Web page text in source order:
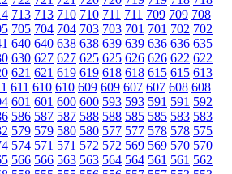
713 713 710 710 711 711 709 709 708
705 704 704 703 703 701 701 702 702
640 640 638 638 639 639 636 636 635
630 627 627 625 625 626 626 622 622
621 621 619 619 618 618 615 615 613
611 610 610 609 609 607 607 608 608
601 601 600 600 593 593 591 591 592
586 587 587 588 588 585 585 583 583
579 579 580 580 577 577 578 578 575
574 571 571 572 572 569 569 570 570
566 566 563 563 564 564 561 561 562